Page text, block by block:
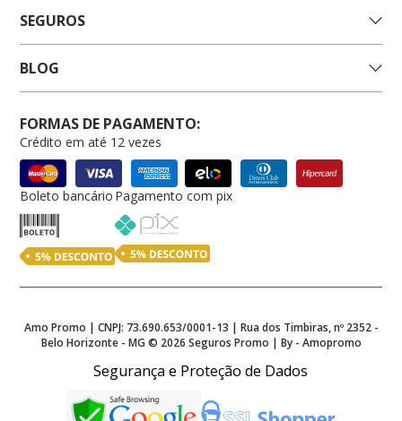
SEGUROS
BLOG
FORMAS DE PAGAMENTO:
Crédito em até 12 vezes
Boleto bancário Pagamento com pix
Amo Promo | CNPJ: 73.690.653/0001-13 | Rua dos Timbiras, nº 2352 -
Belo Horizonte - MG © 2026 Seguros Promo | By - Amopromo
Segurança e Proteção de Dados